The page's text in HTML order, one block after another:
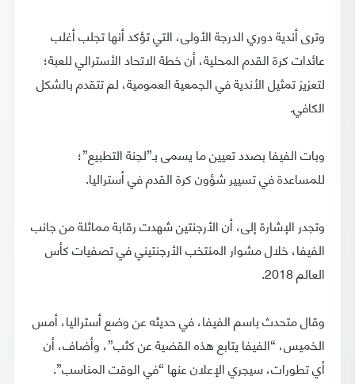
وترى أندية دوري الدرجة الأولى، التي تؤكد أنها تجلب أغلب
عائدات كرة القدم المحلية، أن خطة الاتحاد الأسترالي للعبة؛
لتعزيز تمثيل الأندية في الجمعية العمومية، لم تتقدم بالشكل
الكافي.
وبات الفيفا بصدد تعيين ما يسمى بـ”لجنة التطبيع”؛
للمساعدة في تسيير شؤون كرة القدم في أستراليا.
وتجدر الإشارة إلى، أن الأرجنتين شهدت رقابة مماثلة من جانب
الفيفا، خلال مشوار المنتخب الأرجنتيني في تصفيات كأس
العالم 2018.
وقال متحدث باسم الفيفا، في حديثه عن وضع أستراليا، أمس
الخميس، “الفيفا يتابع هذه القضية عن كثب”، وأضاف، أن
أي تطورات، سيجري الإعلان عنها “في الوقت المناسب”.